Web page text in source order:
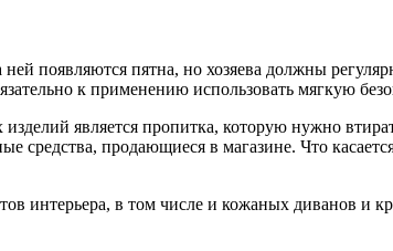
появляются пятна, но хозяева должны
к применению использовать мягкую
является пропитка, которую нужно
средства, продающиеся в магазине. Что
интерьера, в том числе и кожаных диванов и